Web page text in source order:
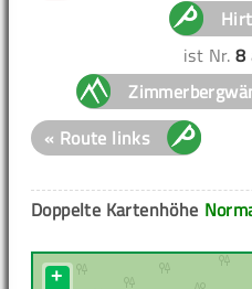
ist Nr.8
« Route links
Doppelte Kartenhöhe
+